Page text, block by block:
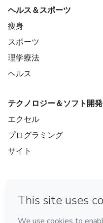
ヘルス＆スポーツ
痩身
スポーツ
理学療法
ヘルス
テクノロジー＆ソフト開発
エクセル
プログラミング
サイト
Made with❤ in Mexico City